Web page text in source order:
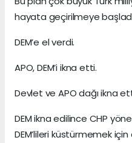
hayata geçirilmeye
DEM’e el verdi.
APO, DEM’i ikna etti.
Devlet ve APO dağı ikna
DEM ikna edilince CHP
DEM’lileri küstürmemek